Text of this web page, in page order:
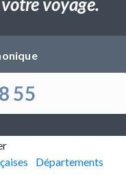
55
Départements